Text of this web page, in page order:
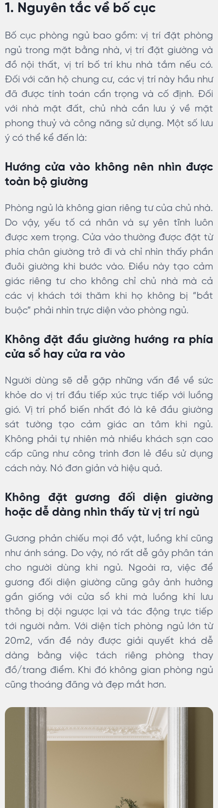
1. Nguyên tắc về bố cục
Bố cục phòng ngủ bao gồm: vị trí đặt phòng
ngủ trong mặt bằng nhà, vị trí đặt giường và
đồ nội thất, vị trí bố trí khu nhà tắm nếu có.
Đối với căn hộ chung cư, các vị trí này hầu như
đã được tính toán cẩn trọng và cố định. Đối
với nhà mặt đất, chủ nhà cần lưu ý về mặt
phong thuỷ và công năng sử dụng. Một số lưu
ý có thể kể đến là:
Hướng cửa vào không nên nhìn được
toàn bộ giường
Phòng ngủ là không gian riêng tư của chủ nhà.
Do vậy, yếu tố cá nhân và sự yên tĩnh luôn
được xem trọng. Cửa vào thường được đặt từ
phía chân giường trở đi và chỉ nhìn thấy phần
đuôi giường khi bước vào. Điều này tạo cảm
giác riêng tư cho không chỉ chủ nhà mà cả
các vị khách tới thăm khi họ không bị “bắt
buộc” phải nhìn trực diện vào phòng ngủ.
Không đặt đầu giường hướng ra phía
cửa sổ hay cửa ra vào
Người dùng sẽ dễ gặp những vấn đề về sức
khỏe do vị trí đầu tiếp xúc trực tiếp với luồng
gió. Vị trí phổ biến nhất đó là kê đầu giường
sát tường tạo cảm giác an tâm khi ngủ.
Không phải tự nhiên mà nhiều khách sạn cao
cấp cũng như công trình đơn lẻ đều sử dụng
cách này. Nó đơn giản và hiệu quả.
Không đặt gương đối diện giường
hoặc dễ dàng nhìn thấy từ vị trí ngủ
Gương phản chiếu mọi đồ vật, luồng khí cũng
như ánh sáng. Do vậy, nó rất dễ gây phân tán
cho người dùng khi ngủ. Ngoài ra, việc để
gương đối diện giường cũng gây ảnh hưởng
gần giống với cửa sổ khi mà luồng khí lưu
thông bị dội ngược lại và tác động trực tiếp
tới người nằm. Với diện tích phòng ngủ lớn từ
20m2, vấn đề này được giải quyết khá dễ
dàng bằng việc tách riêng phòng thay
đồ/trang điểm. Khi đó không gian phòng ngủ
cũng thoáng đãng và đẹp mắt hơn.